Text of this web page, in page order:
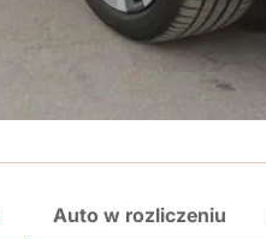
Auto w rozliczeniu